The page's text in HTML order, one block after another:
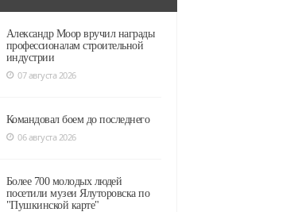
Александр Моор вручил награды
профессионалам строительной
индустрии
07 августа 2026
Командовал боем до последнего
06 августа 2026
Более 700 молодых людей
посетили музеи Ялуторовска по
"Пушкинской карте"